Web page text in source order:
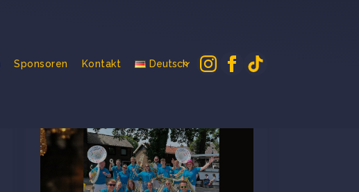
Sponsoren Kontakt Deutsch